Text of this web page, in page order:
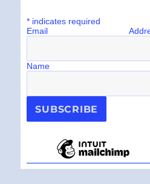
* indicates required
Email
Name